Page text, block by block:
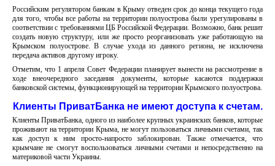
Российским регулятором банкам в Крыму отведен срок до конца текущего года
для того, чтобы все работы на территории полуострова были урегулированы в
соответствии с требованиями ЦБ Российской Федерации. Возможно, банк решит
создать новую структуру, или же просто реорганизовать уже работающую на
Крымском полуострове. В случае ухода из данного региона, не исключена
передача активов другому игроку.
Отметим, что 1 апреля Совет Федерации планирует вынести на рассмотрение в
ходе внеочередного заседания документы, которые касаются поддержки
банковской системы, функционирующей на территории Крымского полуострова.
Клиенты ПриватБанка не имеют доступа к счетам.
Клиенты ПриватБанка, одного из наиболее крупных украинских банков, которые
проживают на территории Крыма, не могут пользоваться личными счетами, так
как доступ к ним просто-напросто заблокирован. Также отмечается, что
крымчане не смогут воспользоваться личными счетами и непосредственно на
материковой части Украины.